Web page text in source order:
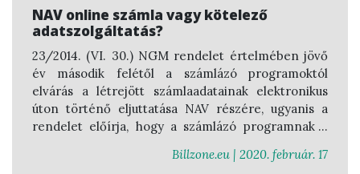
NAV online számla vagy kötelező
adatszolgáltatás?
23/2014. (VI. 30.) NGM rendelet értelmében jövő
év második felétől a számlázó programoktól
elvárás a létrejött számlaadatainak elektronikus
úton történő eljuttatása NAV részére, ugyanis a
rendelet előírja, hogy a számlázó programnak a
okiratnak az ÁFA törvény szerinti kötelező
Billzone.eu | 2020. február. 17